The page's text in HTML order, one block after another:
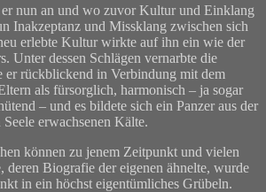
nun an und wo zuvor Kultur und Einklang
Inakzeptanz und Missklang zwischen sich
erlebte Kultur wirkte auf ihn ein wie der
Unter dessen Schlägen vernarbte die
er rückblickend in Verbindung mit dem
als fürsorglich, harmonisch – ja sogar
– und es bildete sich ein Panzer aus der
erwachsenen Kälte.
können zu jenem Zeitpunkt und vielen
deren Biografie der eigenen ähnelte, wurde
in ein höchst eigentümliches Grübeln.